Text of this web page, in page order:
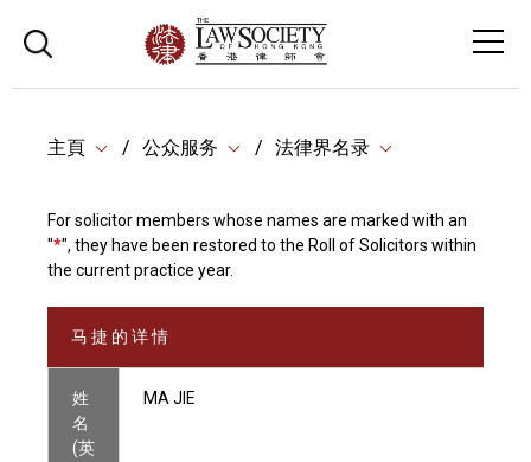
主頁 公众服务 法律界名录
For solicitor members whose names are marked with an
"*", they have been restored to the Roll of Solicitors within
the current practice year.
马 捷 的 详 情
姓
名
(英
MA JIE